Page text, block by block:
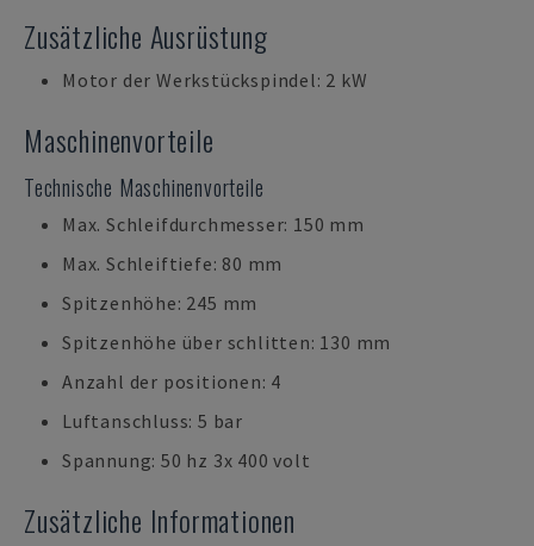
Zusätzliche Ausrüstung
Motor der Werkstückspindel: 2 kW
Maschinenvorteile
Technische Maschinenvorteile
Max. Schleifdurchmesser: 150 mm
Max. Schleiftiefe: 80 mm
Spitzenhöhe: 245 mm
Spitzenhöhe über schlitten: 130 mm
Anzahl der positionen: 4
Luftanschluss: 5 bar
Spannung: 50 hz 3x 400 volt
Zusätzliche Informationen